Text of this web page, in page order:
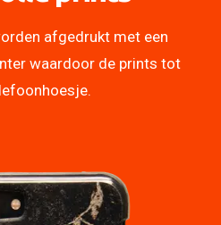
afgedrukt met een
waardoor de prints tot